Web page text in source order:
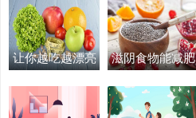
让你越吃越漂亮 滋阴食物能减肥